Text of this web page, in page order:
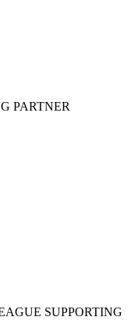
PARTNER
SUPPORTING